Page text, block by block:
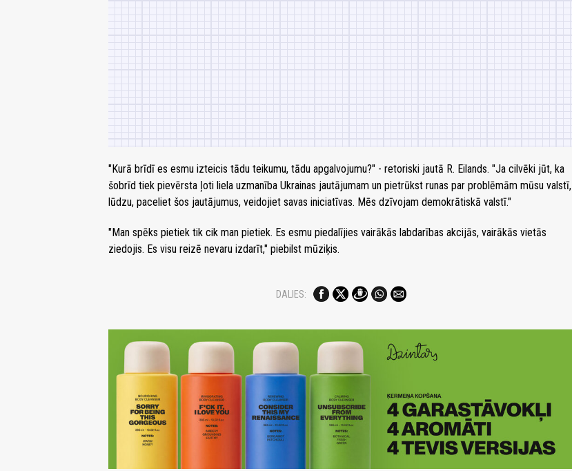
"Kurā brīdī es esmu izteicis tādu teikumu, tādu apgalvojumu?" - retoriski jautā R. Eilands. "Ja cilvēki jūt, ka
šobrīd tiek pievērsta ļoti liela uzmanība Ukrainas jautājumam un pietrūkst runas par problēmām mūsu valstī,
lūdzu, paceliet šos jautājumus, veidojiet savas iniciatīvas. Mēs dzīvojam demokrātiskā valstī."
"Man spēks pietiek tik cik man pietiek. Es esmu piedalījies vairākās labdarības akcijās, vairākās vietās
ziedojis. Es visu reizē nevaru izdarīt," piebilst mūziķis.
DALIES: